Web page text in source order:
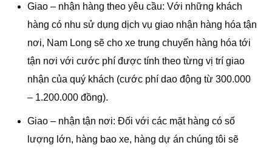
Giao – nhận hàng theo yêu cầu: Với những khách
hàng có nhu sử dụng dịch vụ giao nhận hàng hóa tận
nơi, Nam Long sẽ cho xe trung chuyển hàng hóa tới
tận nơi với cước phí được tính theo từng vị trí giao
nhận của quý khách (cước phí dao động từ 300.000
– 1.200.000 đồng).
Giao – nhận tận nơi: Đối với các mặt hàng có số
lượng lớn, hàng bao xe, hàng dự án chúng tôi sẽ